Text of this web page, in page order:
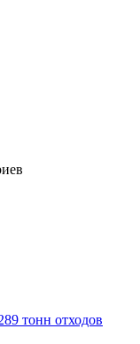
тонн отходов